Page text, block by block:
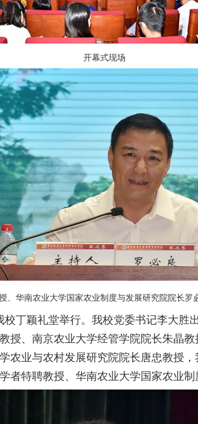
开幕式现场
、华南农业大学国家农业制度与发展研究院院长罗
颖礼堂举行。我校党委书记李大胜
授、南京农业大学经管学院院长朱晶
农业与农村发展研究院院长唐忠教授
者特聘教授、华南农业大学国家农业制